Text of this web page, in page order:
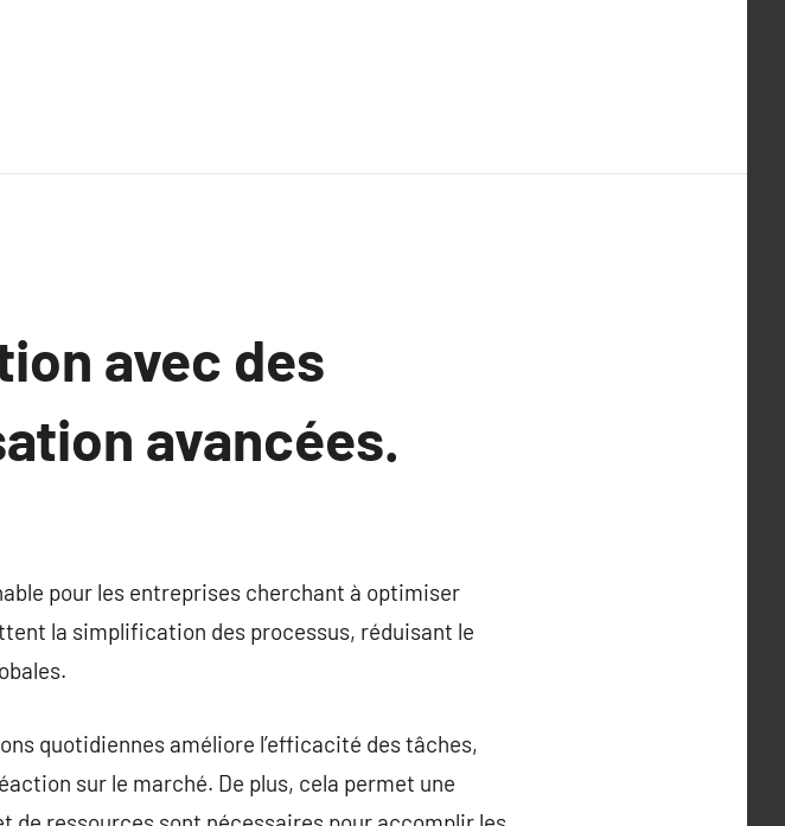
avec des
avancées.
pour les entreprises cherchant à optimiser
la simplification des processus, réduisant le
quotidiennes améliore l’efficacité des tâches,
sur le marché. De plus, cela permet une